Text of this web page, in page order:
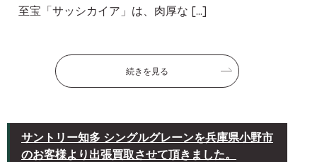
至宝「サッシカイア」は、肉厚な […]
続きを見る
サントリー知多 シングルグレーンを兵庫県小野市
のお客様より出張買取させて頂きました。